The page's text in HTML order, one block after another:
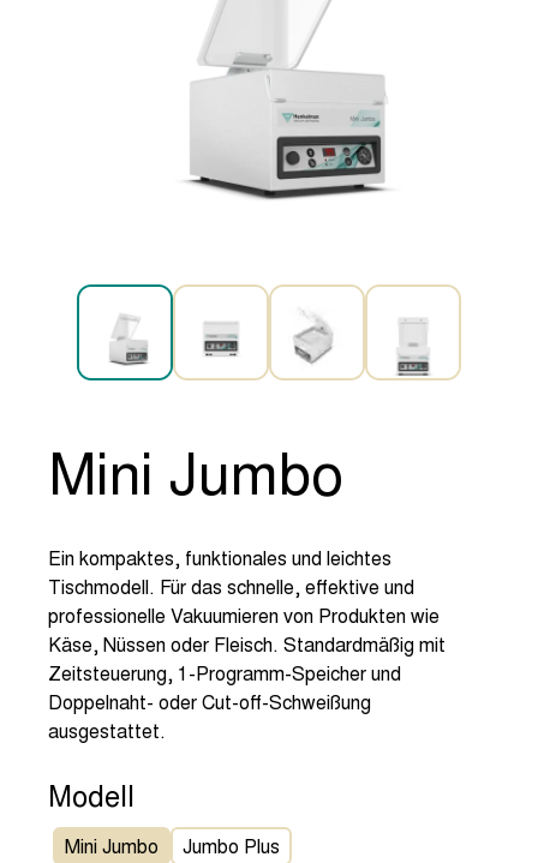
Mini Jumbo
Ein kompaktes, funktionales und leichtes
Tischmodell. Für das schnelle, effektive und
professionelle Vakuumieren von Produkten wie
Käse, Nüssen oder Fleisch. Standardmäßig mit
Zeitsteuerung, 1-Programm-Speicher und
Doppelnaht- oder Cut-off-Schweißung
ausgestattet.
Modell
Mini Jumbo Jumbo Plus